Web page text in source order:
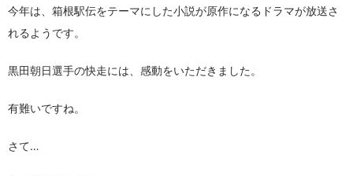
今年は、箱根駅伝をテーマにした小説が原作になるドラマが放送さ
れるようです。
黒田朝日選手の快走には、感動をいただきました。
有難いですね。
さて…